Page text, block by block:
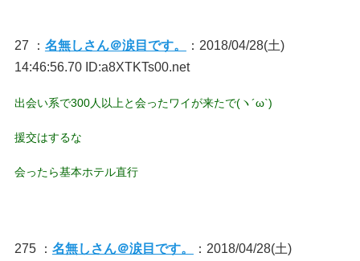
27 ： 名無しさん＠涙目です。
：2018/04/28(土)
14:46:56.70 ID:a8XTKTs00.net
出会い系で300人以上と会ったワイが来たで(ヽ´ω`)
援交はするな
会ったら基本ホテル直行
275 ： 名無しさん＠涙目です。 ：2018/04/28(土)